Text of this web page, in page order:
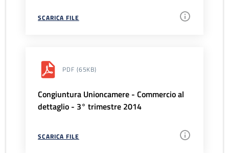
SCARICA FILE
PDF (65KB)
Congiuntura Unioncamere - Commercio al
dettaglio - 3° trimestre 2014
SCARICA FILE